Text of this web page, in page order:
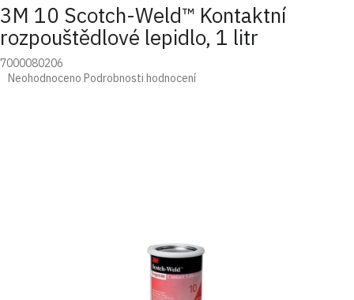
3M 10 Scotch-Weld™ Kontaktní
rozpouštědlové lepidlo, 1 litr
7000080206
Průměrné
Neohodnoceno Podrobnosti hodnocení